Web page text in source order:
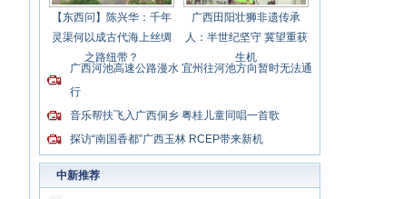
【东西问】陈兴华：千年
灵渠何以成古代海上丝绸
之路纽带？
广西田阳壮狮非遗传承
人：半世纪坚守 冀望重获
生机
广西河池高速公路漫水 宜州往河池方向暂时无法通
行
音乐帮扶飞入广西侗乡 粤桂儿童同唱一首歌
探访“南国香都”广西玉林 RCEP带来新机
中新推荐